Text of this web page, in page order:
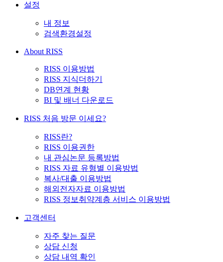
설정
내 정보
검색환경설정
About RISS
RISS 이용방법
RISS 지식더하기
DB연계 현황
BI 및 배너 다운로드
RISS 처음 방문 이세요?
RISS란?
RISS 이용권한
내 관심논문 등록방법
RISS 자료 유형별 이용방법
복사/대출 이용방법
해외전자자료 이용방법
RISS 정보취약계층 서비스 이용방법
고객센터
자주 찾는 질문
상담 신청
상담 내역 확인